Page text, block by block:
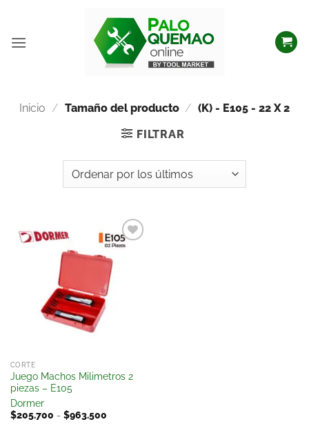
Inicio / Tamaño del producto / (K) - E105 - 22 X 2
FILTRAR
a la
lista
deseos
CORTE
Juego Machos Milimetros 2
piezas – E105
Dormer
$205.700 - $963.500